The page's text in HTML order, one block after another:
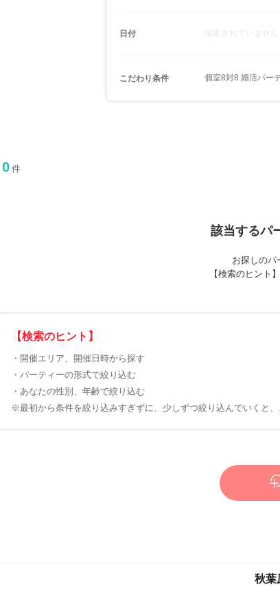
日付 指定されていません
こだわり条件 個室8対8 婚活パー
0 件
該当するパ
お探しのパ
【検索のヒント
【検索のヒント】
・開催エリア、開催日時から探す
・パーティーの形式で絞り込む
・あなたの性別、年齢で絞り込む
※最初から条件を絞り込みすぎずに、少しずつ絞り込んでいくと
秋葉